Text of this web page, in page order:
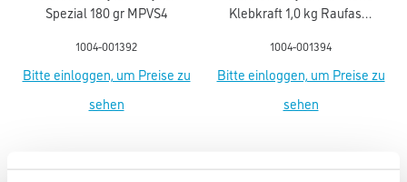
Spezial 180 gr MPVS4
1004-001392
Bitte einloggen, um Preise zu
sehen
Klebkraft 1,0 kg Raufaser
1004-001394
Bitte einloggen, um Preise zu
sehen